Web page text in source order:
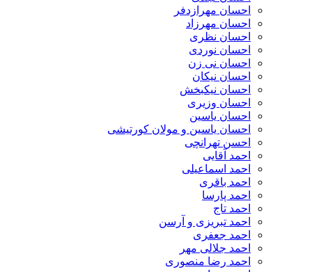
احسان مهرازدفر
احسان مهرزاد
احسان نظری
احسان نوردی
احسان نی زن
احسان نیکان
احسان نیکبخش
احسان وزیری
احسان یاسین
احسان یاسین و مولان کورتیشی
احسن تهرانچی
احمد آقایی
احمد اسماعیلی
احمد باقری
احمد پارسا
احمد تاج
احمد تبریزی و آرسن
احمد جعفری
احمد جلالی مهر
احمد رضا منصوری